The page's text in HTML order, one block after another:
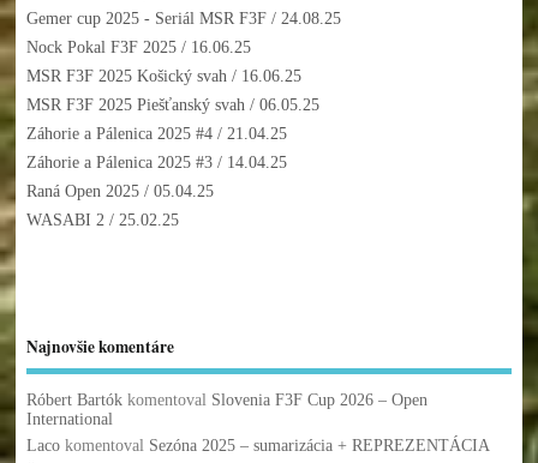
Gemer cup 2025 - Seriál MSR F3F/ 24.08.25
Nock Pokal F3F 2025/ 16.06.25
MSR F3F 2025 Košický svah/ 16.06.25
MSR F3F 2025 Piešťanský svah/ 06.05.25
Záhorie a Pálenica 2025 #4/ 21.04.25
Záhorie a Pálenica 2025 #3/ 14.04.25
Raná Open 2025/ 05.04.25
WASABI 2/ 25.02.25
Najnovšie komentáre
Róbert Bartókkomentoval Slovenia F3F Cup 2026 – Open
International
Lacokomentoval Sezóna 2025 – sumarizácia + REPREZENTÁCIA